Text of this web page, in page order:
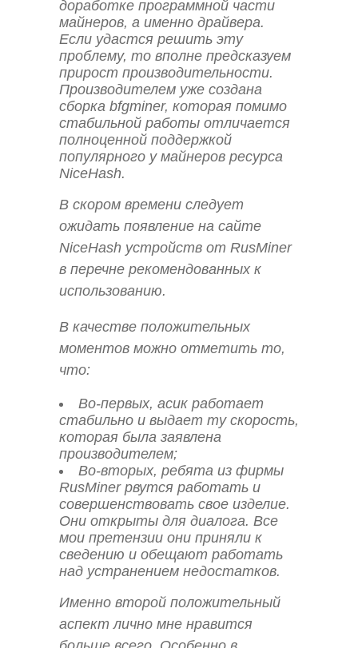
доработке программной части
майнеров, а именно драйвера.
Если удастся решить эту
проблему, то вполне предсказуем
прирост производительности.
Производителем уже создана
сборка bfgminer, которая помимо
стабильной работы отличается
полноценной поддержкой
популярного у майнеров ресурса
NiceHash.
В скором времени следует
ожидать появление на сайте
NiceHash устройств от RusMiner
в перечне рекомендованных к
использованию.
В качестве положительных
моментов можно отметить то,
что:
Во-первых, асик работает
стабильно и выдает ту скорость,
которая была заявлена
производителем;
Во-вторых, ребята из фирмы
RusMiner рвутся работать и
совершенствовать свое изделие.
Они открыты для диалога. Все
мои претензии они приняли к
сведению и обещают работать
над устранением недостатков.
Именно второй положительный
аспект лично мне нравится